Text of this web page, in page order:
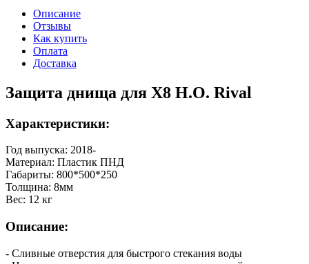
Описание
Отзывы
Как купить
Оплата
Доставка
Защита днища для X8 H.O. Rival
Характеристики:
Год выпуска: 2018-
Материал: Пластик ПНД
Габариты: 800*500*250
Толщина: 8мм
Вес: 12 кг
Описание:
- Сливные отверстия для быстрого стекания воды